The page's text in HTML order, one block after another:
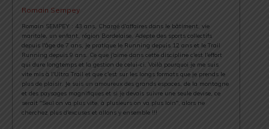
Romain Sempey
Romain SEMPEY : 43 ans, Chargé d'affaires dans le bâtiment, vie
maritale, un enfant, région Bordelaise. Adepte des sports collectifs
depuis l'âge de 7 ans, je pratique le Running depuis 12 ans et le Trail
Running depuis 9 ans. Ce que j'aime dans cette discipline c'est l'effort
qui dure longtemps et la gestion de celui-ci. Voilà pourquoi je me suis
vite mis à l'Ultra Trail et que c'est sur les longs formats que je prends le
plus de plaisir. Je suis un amoureux des grands espaces, de la montagne
et des paysages magnifiques et si je devais suivre une seule devise, ce
serait "Seul on va plus vite, à plusieurs on va plus loin", alors ne
cherchez plus d'excuses et allons y ensemble !!!